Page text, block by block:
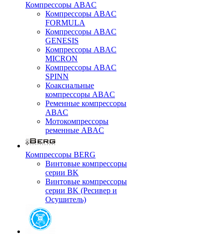
Компрессоры ABAC
Компрессоры ABAC
FORMULA
Компрессоры ABAC
GENESIS
Компрессоры ABAC
MICRON
Компрессоры ABAC
SPINN
Коаксиальные
компрессоры ABAC
Ременные компрессоры
ABAC
Мотокомпрессоры
ременные ABAC
Компрессоры BERG
Винтовые компрессоры
серии BK
Винтовые компрессоры
серии BK (Ресивер и
Осушитель)